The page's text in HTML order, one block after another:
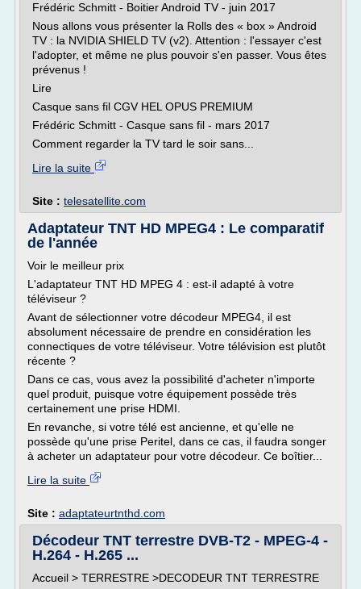
Frédéric Schmitt - Boitier Android TV - juin 2017
Nous allons vous présenter la Rolls des « box » Android
TV : la NVIDIA SHIELD TV (v2). Attention : l'essayer c'est
l'adopter, et même ne plus pouvoir s'en passer. Vous êtes
prévenus !
Lire
Casque sans fil CGV HEL OPUS PREMIUM
Frédéric Schmitt - Casque sans fil - mars 2017
Comment regarder la TV tard le soir sans...
Lire la suite
Site : telesatellite.com
Adaptateur TNT HD MPEG4 : Le comparatif
de l'année
Voir le meilleur prix
L'adaptateur TNT HD MPEG 4 : est-il adapté à votre
téléviseur ?
Avant de sélectionner votre décodeur MPEG4, il est
absolument nécessaire de prendre en considération les
connectiques de votre téléviseur. Votre télévision est plutôt
récente ?
Dans ce cas, vous avez la possibilité d'acheter n'importe
quel produit, puisque votre équipement possède très
certainement une prise HDMI.
En revanche, si votre télé est ancienne, et qu'elle ne
possède qu'une prise Peritel, dans ce cas, il faudra songer
à acheter un adaptateur pour votre décodeur. Ce boîtier...
Lire la suite
Site : adaptateurtnthd.com
Décodeur TNT terrestre DVB-T2 - MPEG-4 -
H.264 - H.265 ...
Accueil > TERRESTRE >DECODEUR TNT TERRESTRE